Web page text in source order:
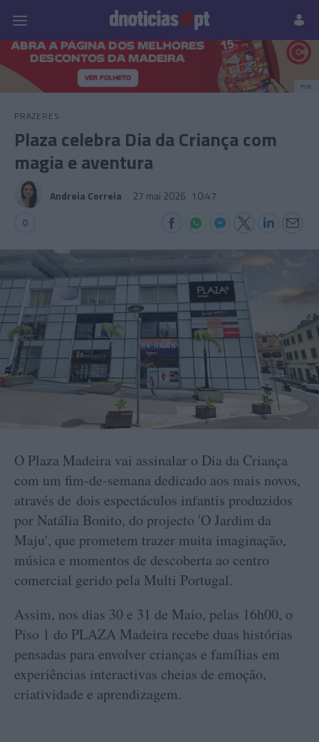
Prazeres Paisagens
PUB
PRAZERES
Plaza celebra Dia da Criança com
magia e aventura
Andreia Correia 27 mai 2026 10:47
0
O Plaza Madeira vai assinalar o Dia da Criança
com um fim-de-semana dedicado aos mais novos,
através de dois espectáculos infantis produzidos
por Natália Bonito, do projecto 'O Jardim da
Maju', que prometem trazer muita imaginação,
música e momentos de descoberta ao centro
comercial gerido pela Multi Portugal.
Assim, nos dias 30 e 31 de Maio, pelas 16h00, o
Piso 1 do PLAZA Madeira recebe duas histórias
pensadas para envolver crianças e famílias em
experiências interactivas cheias de emoção,
criatividade e aprendizagem.